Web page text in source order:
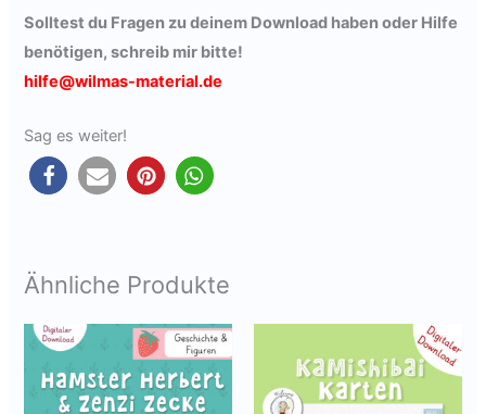
Solltest du Fragen zu deinem Download haben oder Hilfe
benötigen,schreib mir bitte!
hilfe@wilmas-material.de
Sag es weiter!
Ähnliche Produkte